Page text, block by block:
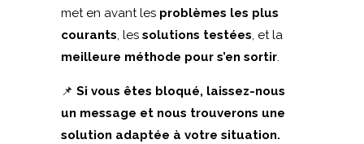
met en avant les problèmes les plus
courants, les solutions testées, et la
meilleure méthode pour s’en sortir.
📌 Si vous êtes bloqué, laissez-nous
un message et nous trouverons une
solution adaptée à votre situation.